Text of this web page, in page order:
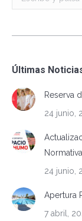
Últimas
Reserva
24 junio,
24 junio,
Apertura
7 abril,